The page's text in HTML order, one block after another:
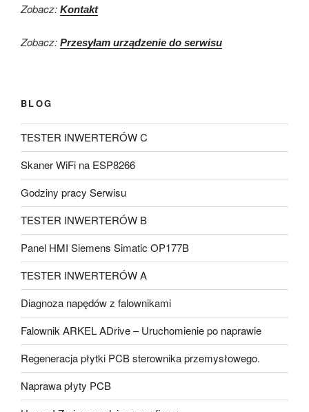
Zobacz: Kontakt
Zobacz: Przesyłam urządzenie do serwisu
BLOG
TESTER INWERTERÓW C
Skaner WiFi na ESP8266
Godziny pracy Serwisu
TESTER INWERTERÓW B
Panel HMI Siemens Simatic OP177B
TESTER INWERTERÓW A
Diagnoza napędów z falownikami
Falownik ARKEL ADrive – Uruchomienie po naprawie
Regeneracja płytki PCB sterownika przemysłowego.
Naprawa płyty PCB